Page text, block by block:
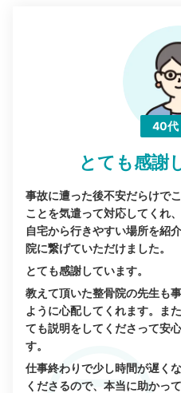
40代
とても感謝
事故に遭った後不安だらけで
ことを気遣って対応してくれ
自宅から行きやすい場所を紹
院に繋げていただけました。
とても感謝しています。
教えて頂いた整骨院の先生も
ように心配してくれます。ま
ても説明をしてくださって安
す。
仕事終わりで少し時間が遅く
くださるので、本当に助かって